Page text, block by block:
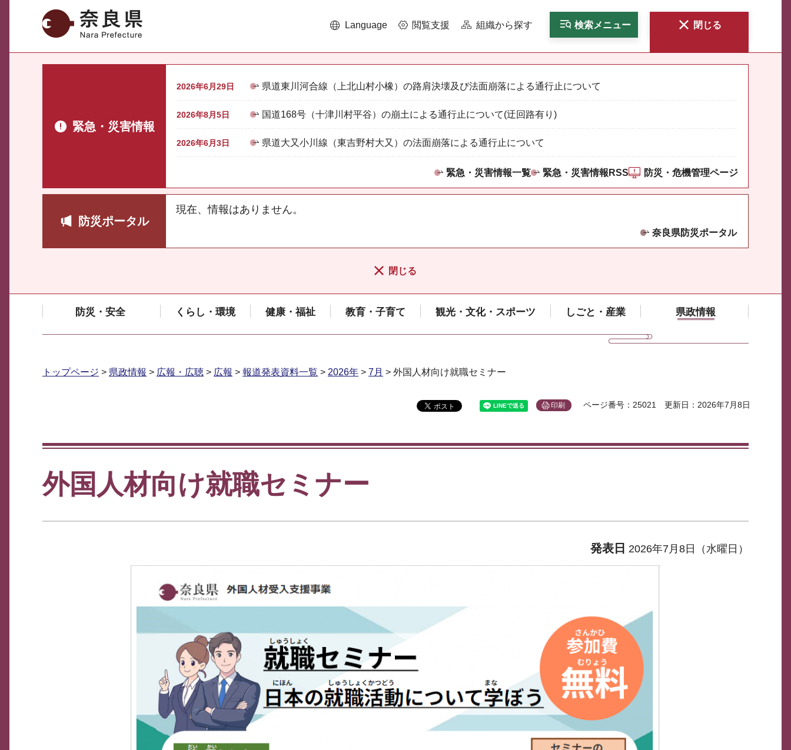
奈良県 Language 閲覧支援 組織から探す 検索メニュー 閉じる
緊急・災害情報
2026年6月29日 県道東川河合線（上北山村小橡）の路肩決壊及び法面崩落による通行止について
2026年8月5日 国道168号（十津川村平谷）の崩土による通行止について(迂回路有り)
2026年6月3日 県道大又小川線（東吉野村大又）の法面崩落による通行止について
緊急・災害情報一覧 緊急・災害情報RSS 防災・危機管理ページ
防災ポータル
現在、情報はありません。
奈良県防災ポータル
閉じる
防災・安全 くらし・環境 健康・福祉 教育・子育て 観光・文化・スポーツ しごと・産業 県政情報
トップページ > 県政情報 > 広報・広聴 > 広報 > 報道発表資料一覧 > 2026年 > 7月 > 外国人材向け就職セミナー
印刷 ページ番号：25021 更新日：2026年7月8日
外国人材向け就職セミナー
発表日 2026年7月8日（水曜日）